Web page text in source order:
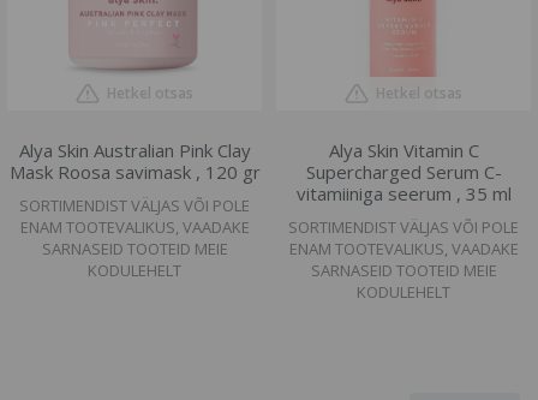
Hetkel otsas
Alya Skin Australian Pink Clay
Mask Roosa savimask , 120 gr
SORTIMENDIST VÄLJAS VÕI POLE
ENAM TOOTEVALIKUS, VAADAKE
SARNASEID TOOTEID MEIE
KODULEHELT
Hetkel otsas
Alya Skin Vitamin C
Supercharged Serum C-
vitamiiniga seerum , 35 ml
SORTIMENDIST VÄLJAS VÕI POLE
ENAM TOOTEVALIKUS, VAADAKE
SARNASEID TOOTEID MEIE
KODULEHELT